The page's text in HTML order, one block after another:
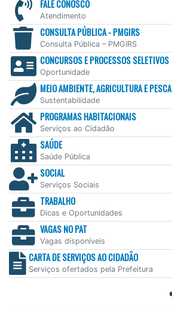
FALE CONOSCO
Atendimento
CONSULTA PÚBLICA - PMGIRS
Consulta Pública – PMGIRS
CONCURSOS E PROCESSOS SELETIVOS
Oportunidade
MEIO AMBIENTE, AGRICULTURA E PESCA
Sustentabilidade
PROGRAMAS HABITACIONAIS
Serviços ao Cidadão
SAÚDE
Saúde Pública
SOCIAL
Serviços Sociais
TRABALHO
Dicas e Oportunidades
VAGAS NO PAT
Vagas disponíveis
CARTA DE SERVIÇOS AO CIDADÃO
Serviços ofertados pela Prefeitura